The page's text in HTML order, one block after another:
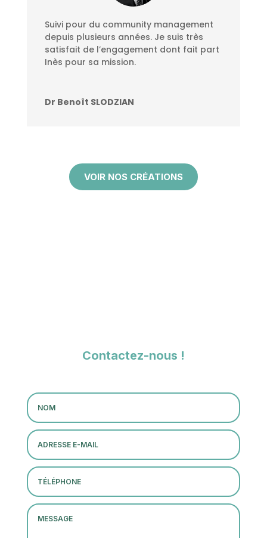
Suivi pour du community management
depuis plusieurs années. Je suis très
satisfait de l’engagement dont fait part
Inès pour sa mission.
Dr Benoît SLODZIAN
VOIR NOS CRÉATIONS
Contactez-nous !